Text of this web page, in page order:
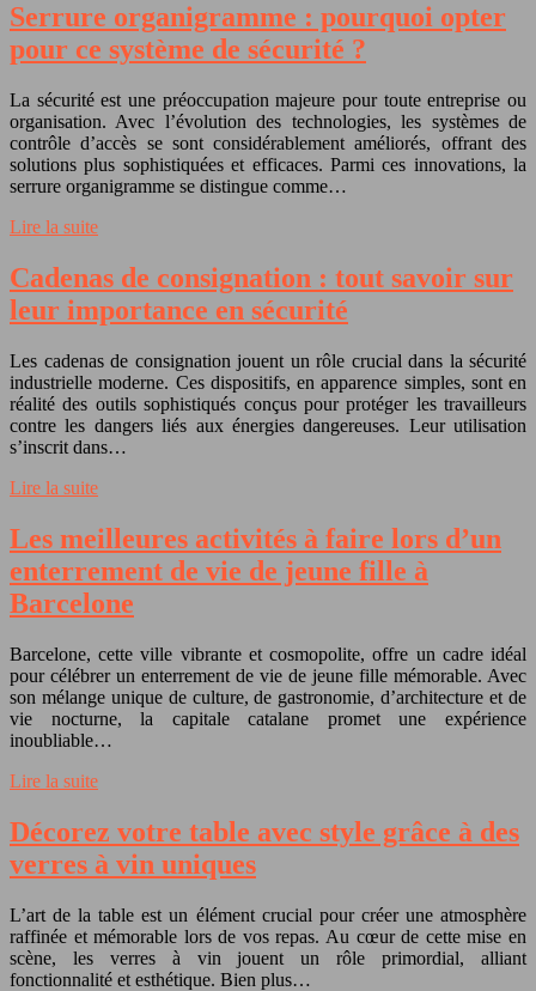
Serrure organigramme : pourquoi opter
pour ce système de sécurité ?
La sécurité est une préoccupation majeure pour toute entreprise ou
organisation. Avec l’évolution des technologies, les systèmes de
contrôle d’accès se sont considérablement améliorés, offrant des
solutions plus sophistiquées et efficaces. Parmi ces innovations, la
serrure organigramme se distingue comme…
Lire la suite
Cadenas de consignation : tout savoir sur
leur importance en sécurité
Les cadenas de consignation jouent un rôle crucial dans la sécurité
industrielle moderne. Ces dispositifs, en apparence simples, sont en
réalité des outils sophistiqués conçus pour protéger les travailleurs
contre les dangers liés aux énergies dangereuses. Leur utilisation
s’inscrit dans…
Lire la suite
Les meilleures activités à faire lors d’un
enterrement de vie de jeune fille à
Barcelone
Barcelone, cette ville vibrante et cosmopolite, offre un cadre idéal
pour célébrer un enterrement de vie de jeune fille mémorable. Avec
son mélange unique de culture, de gastronomie, d’architecture et de
vie nocturne, la capitale catalane promet une expérience
inoubliable…
Lire la suite
Décorez votre table avec style grâce à des
verres à vin uniques
L’art de la table est un élément crucial pour créer une atmosphère
raffinée et mémorable lors de vos repas. Au cœur de cette mise en
scène, les verres à vin jouent un rôle primordial, alliant
fonctionnalité et esthétique. Bien plus…